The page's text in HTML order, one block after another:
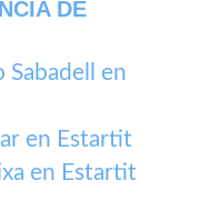
DE
en
en Estartit
en Estartit